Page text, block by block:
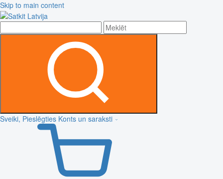
Skip to main content
Sveiki, Pieslēgties Konts un saraksti